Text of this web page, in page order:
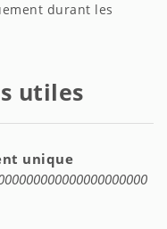
durant les
utiles
unique